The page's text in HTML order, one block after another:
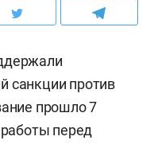
санкции против
прошло 7
перед